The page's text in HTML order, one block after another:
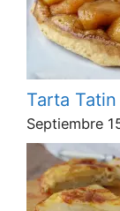
Tarta
Septiembre